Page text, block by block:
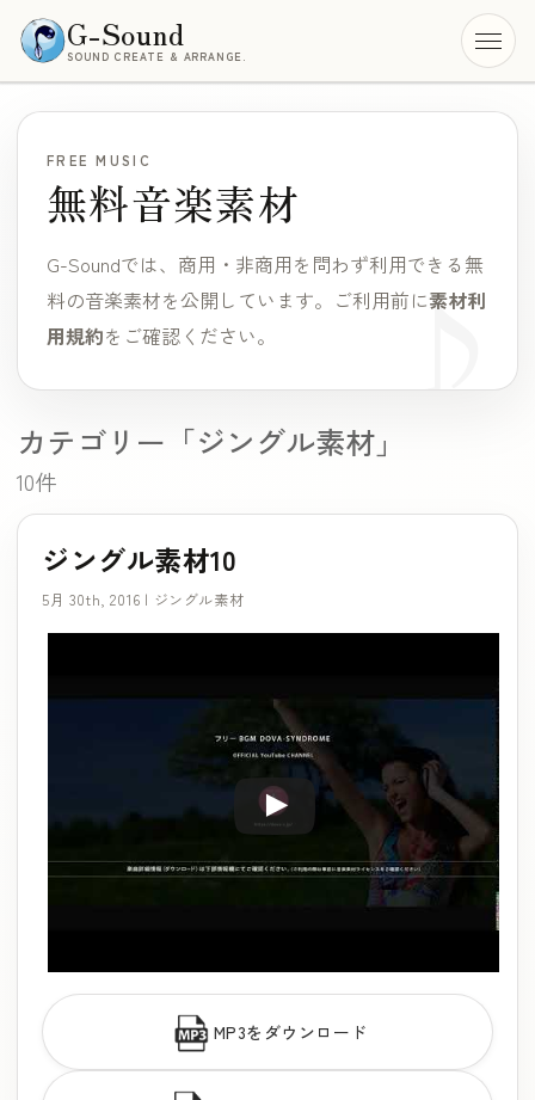
G-Sound
SOUND CREATE & ARRANGE.
メニ
FREE MUSIC
無料音楽素材
G-Soundでは、商用・非商用を問わず利用できる無
料の音楽素材を公開しています。 ご利用前に素材利
用規約をご確認ください。
カテゴリー「ジングル素材」
10件
ジングル素材10
5月 30th, 2016 | ジングル素材
MP3をダウンロード